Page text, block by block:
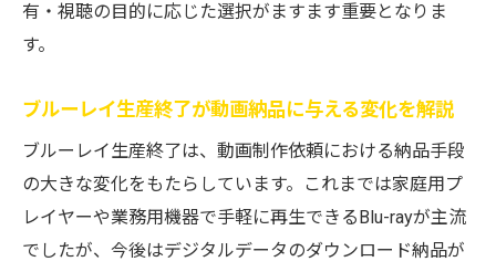
る
動画制作依頼を見据えた保存方法の選び方
ダウンロード納品ならではのメリットとリスク
管理
動画制作依頼で安心なダウンロード納品の
有・視聴の目的に応じた選択がますます重要となりま
す。
ブルーレイ生産終了が動画納品に与える変化を解説
ブルーレイ生産終了は、動画制作依頼における納品手段
の大きな変化をもたらしています。これまでは家庭用プ
レイヤーや業務用機器で手軽に再生できるBlu-rayが主流
でしたが、今後はデジタルデータのダウンロード納品が